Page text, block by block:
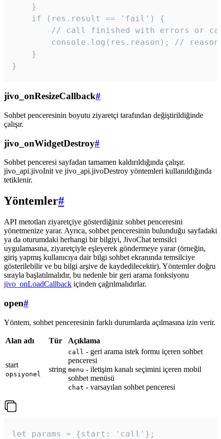
    }
    if (res.result == 'fail') {
// call finished with errors or
console.log(res.reason); //
    }
}
jivo_onResizeCallback#
Sohbet penceresinin boyutu ziyaretçi tarafından değiştirildiğinde
çalışır.
jivo_onWidgetDestroy#
Sohbet penceresi sayfadan tamamen kaldırıldığında çalışır.
jivo_api.jivoInit ve jivo_api.jivoDestroy yöntemleri kullanıldığında
tetiklenir.
Yöntemler#
API metotları ziyaretçiye gösterdiğiniz sohbet penceresini
yönetmenize yarar. Ayrıca, sohbet penceresinin bulunduğu sayfadaki
ya da oturumdaki herhangi bir bilgiyi, JivoChat temsilci
uygulamasına, ziyaretçiyle eşleyerek göndermeye yarar (örneğin,
giriş yapmış kullanıcıya dair bilgi sohbet ekranında temsilciye
gösterilebilir ve bu bilgi arşive de kaydedilecektir). Yöntemler doğru
sırayla başlatılmalıdır, bu nedenle bir geri arama fonksiyonu
jivo_onLoadCallback içinden çağrılmalıdırlar.
open#
Yöntem, sohbet penceresinin farklı durumlarda açılmasına izin verir.
Alan adı Tür Açıklama
start
opsiyonel
string
call - geri arama istek formu içeren sohbet
penceresi
menu - iletişim kanalı seçimini içeren mobil
sohbet menüsü
chat - varsayılan sohbet penceresi
let params = {start: 'call'};